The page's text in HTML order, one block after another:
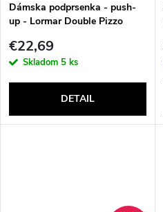
Dámska podprsenka - push-
up - Lormar Double Pizzo
€22,69
Skladom 5 ks
DETAIL